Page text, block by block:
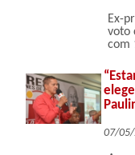
Ex-
voto
com
07/